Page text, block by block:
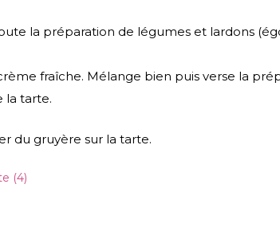
la préparation de légumes et lardons
fraîche. Mélange bien puis verse la
la tarte.
du gruyère sur la tarte.